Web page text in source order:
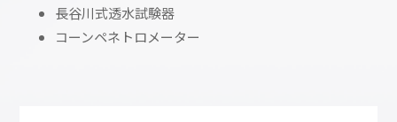
長谷川式透水試験器
コーンペネトロメーター